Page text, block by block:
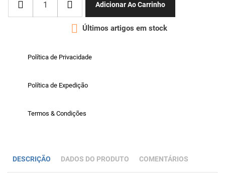
Adicionar Ao Carrinho
 Últimos artigos em stock
Política de Privacidade
Política de Expedição
Termos & Condições
DESCRIÇÃO DADOS DO PRODUTO COMENTÁRIOS